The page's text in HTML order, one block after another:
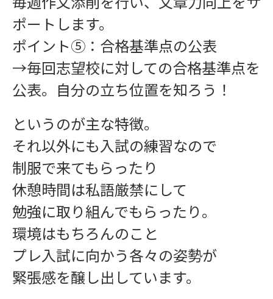
インフォメーション
お問い合わせ
ポートします。
ポイント⑤：合格基準点の公表
→毎回志望校に対しての合格基準点を
公表。自分の立ち位置を知ろう！
というのが主な特徴。
それ以外にも入試の練習なので
制服で来てもらったり
休憩時間は私語厳禁にして
勉強に取り組んでもらったり。
環境はもちろんのこと
プレ入試に向かう各々の姿勢が
緊張感を醸し出しています。